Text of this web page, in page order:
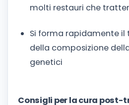
molti restauri che
Si forma rapidamente il
della composizione
genetici
Consigli per la cura